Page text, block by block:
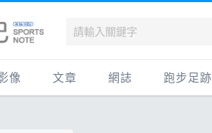
像 文章 網誌 跑步足跡